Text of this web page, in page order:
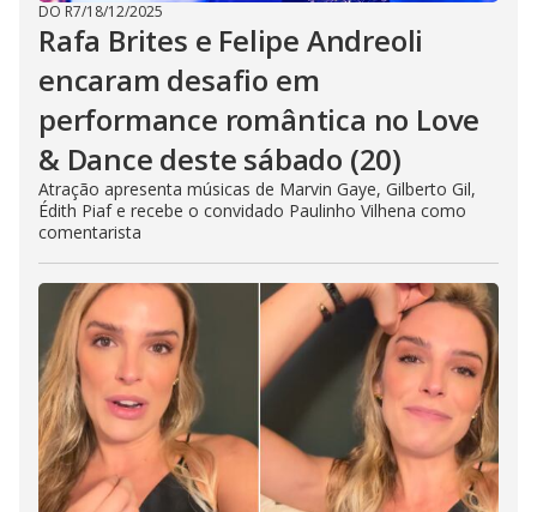
DO R7/18/12/2025
Rafa Brites e Felipe Andreoli
encaram desafio em
performance romântica no Love
& Dance deste sábado (20)
Atração apresenta músicas de Marvin Gaye, Gilberto Gil,
Édith Piaf e recebe o convidado Paulinho Vilhena como
comentarista